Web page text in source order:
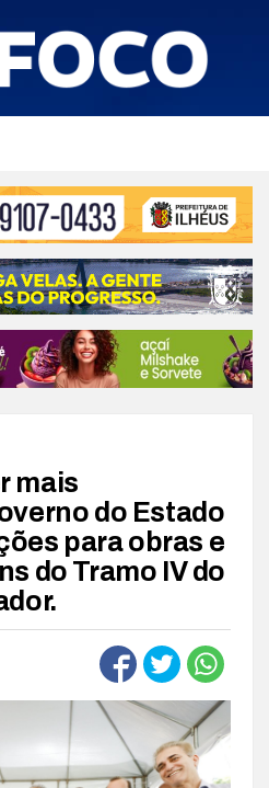
mais
do Estado
para obras e
do Tramo IV do